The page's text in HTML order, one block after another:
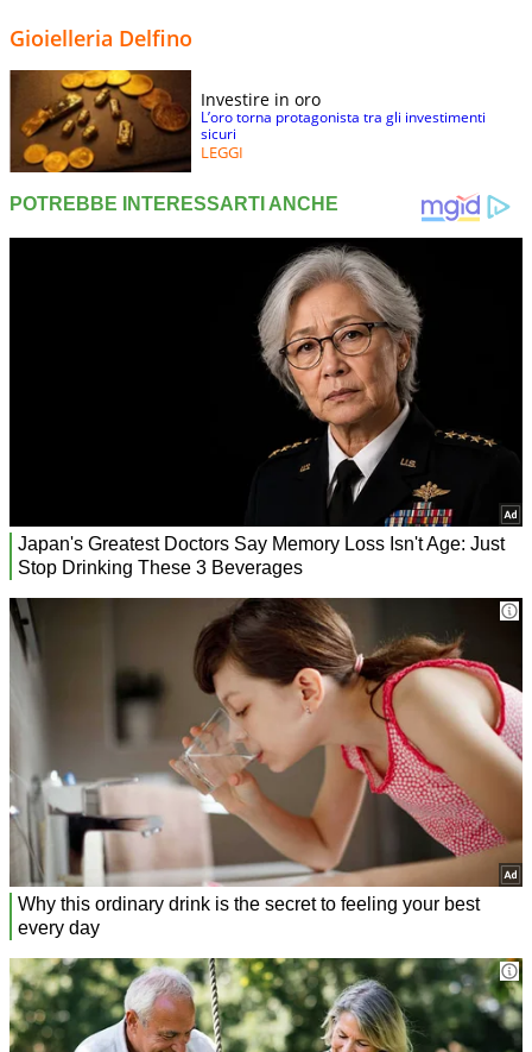
Gioielleria Delfino
Investire in oro
L’oro torna protagonista tra gli investimenti
sicuri
LEGGI